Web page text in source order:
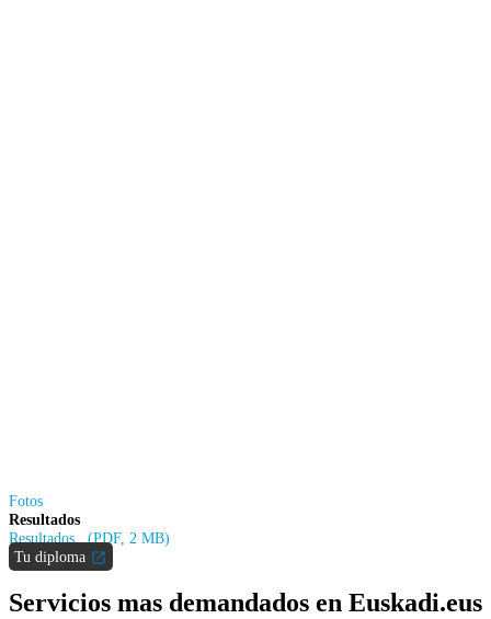
Fotos
Resultados
Resultados (PDF, 2 MB)
Tu diploma
Servicios mas demandados en Euskadi.eus